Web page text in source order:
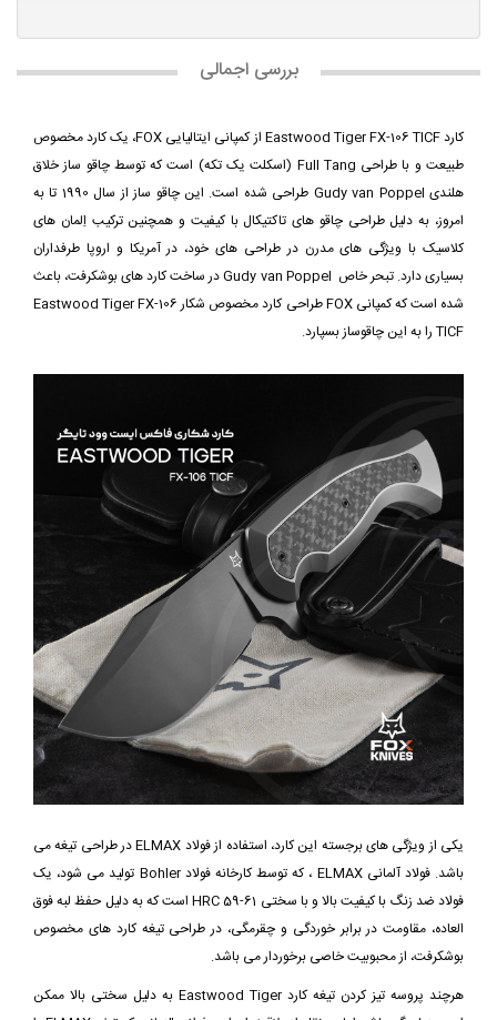
بررسی اجمالی
کارد Eastwood Tiger FX-106 TICF از کمپانی ایتالیایی FOX، یک کارد مخصوص
طبیعت و با طراحی Full Tang (اسکلت یک تکه) است که توسط چاقو ساز خلاق
هلندی Gudy van Poppel طراحی شده است. این چاقو ساز از سال 1990 تا به
امروز، به دلیل طراحی چاقو های تاکتیکال با کیفیت و همچنین ترکیب اِلمان های
کلاسیک با ویژگی های مدرن در طراحی های خود، در آمریکا و اروپا طرفداران
بسیاری دارد. تبحر خاص Gudy van Poppel در ساخت کارد های بوشکرفت، باعث
شده است که کمپانی FOX طراحی کارد مخصوص شکار Eastwood Tiger FX-106
TICF را به این چاقوساز بسپارد.
یکی از ویژگی های برجسته این کارد، استفاده از فولاد ELMAX در طراحی تیغه می
باشد. فولاد آلمانی ELMAX ، که توسط کارخانه فولاد Bohler تولید می شود، یک
فولاد ضد زنگ با کیفیت بالا و با سختی 61-59 HRC است که به دلیل حفظ لبه فوق
العاده، مقاومت در برابر خوردگی و چقرمگی، در طراحی تیغه کارد های مخصوص
بوشکرفت، از محبوبیت خاصی برخوردار می باشد.
هرچند پروسه تیز کردن تیغه کارد Eastwood Tiger به دلیل سختی بالا ممکن